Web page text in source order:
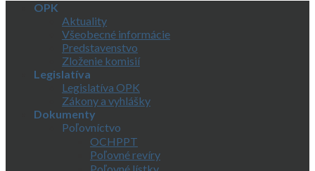
OPK
Aktuality
Všeobecné informácie
Predstavenstvo
Zloženie komisií
Legislatíva
Legislatíva OPK
Zákony a vyhlášky
Dokumenty
Poľovníctvo
OCHPPT
Poľovné revíry